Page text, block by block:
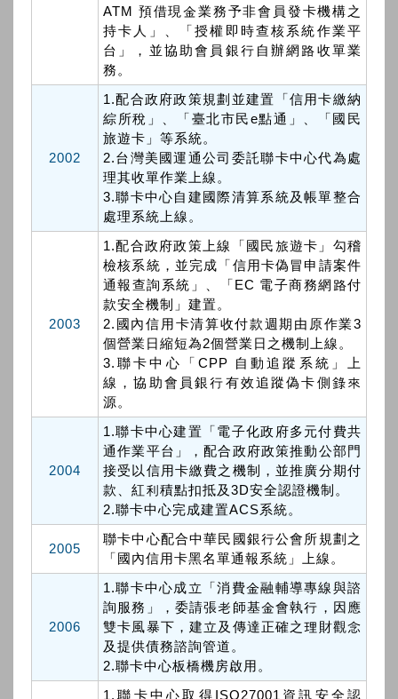
ATM 預借現金業務予非會員發卡機構之
持卡人」、「授權即時查核系統作業平
台」，並協助會員銀行自辦網路收單業
務。
2002
1.配合政府政策規劃並建置「信用卡繳納
綜所稅」、「臺北市民e點通」、「國民
旅遊卡」等系統。
2.台灣美國運通公司委託聯卡中心代為處
理其收單作業上線。
3.聯卡中心自建國際清算系統及帳單整合
處理系統上線。
2003
1.配合政府政策上線「國民旅遊卡」勾稽
檢核系統，並完成「信用卡偽冒申請案件
通報查詢系統」、「EC 電子商務網路付
款安全機制」建置。
2.國內信用卡清算收付款週期由原作業3
個營業日縮短為2個營業日之機制上線。
3.聯卡中心「CPP 自動追蹤系統」上
線，協助會員銀行有效追蹤偽卡側錄來
源。
2004
1.聯卡中心建置「電子化政府多元付費共
通作業平台」，配合政府政策推動公部門
接受以信用卡繳費之機制，並推廣分期付
款、紅利積點扣抵及3D安全認證機制。
2.聯卡中心完成建置ACS系統。
2005
聯卡中心配合中華民國銀行公會所規劃之
「國內信用卡黑名單通報系統」上線。
2006
1.聯卡中心成立「消費金融輔導專線與諮
詢服務」，委請張老師基金會執行，因應
雙卡風暴下，建立及傳達正確之理財觀念
及提供債務諮詢管道。
2.聯卡中心板橋機房啟用。
1.聯卡中心取得ISO27001資訊安全認